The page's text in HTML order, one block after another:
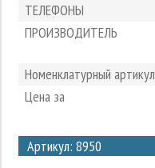
ТЕЛЕФОНЫ
ПРОИЗВОДИТЕЛЬ
Номенклатурный артикул
Цена за
Артикул: 8950
2